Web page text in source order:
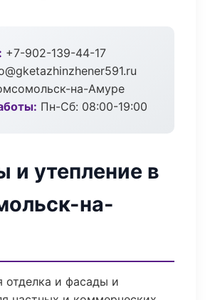
+7-902-139-44-17
на-Амуре
Пн-Сб: 08:00-19:00
и утепление в
на-
отделка и фасады и